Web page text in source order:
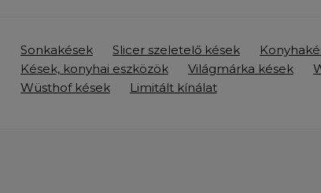
Sonkakések Slicer szeletelő kések
Kések, konyhai eszközök
Világmárka kések
Wüsthof kések
Limitált kínálat